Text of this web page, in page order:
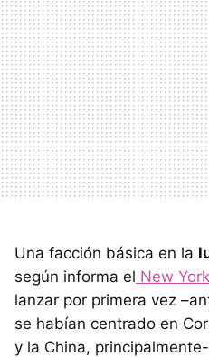
Una facción básica en la
según informa el New
lanzar por primera vez
se habían centrado en
y la China,